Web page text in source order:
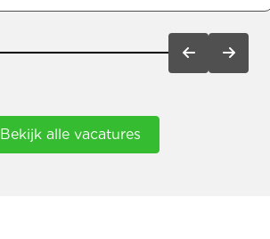
Bekijk alle vacatures